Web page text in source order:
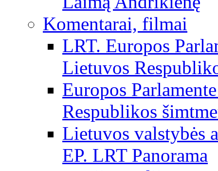
Komentarai, filmai
LRT. Europos
Lietuvos
Europos
Respublikos
Lietuvos valstybės
EP. LRT Panorama